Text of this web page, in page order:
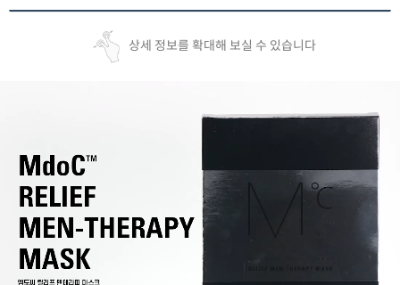
상세 정보를 확대해 보실 수 있습니다